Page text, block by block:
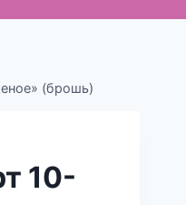
(брошь)
10-